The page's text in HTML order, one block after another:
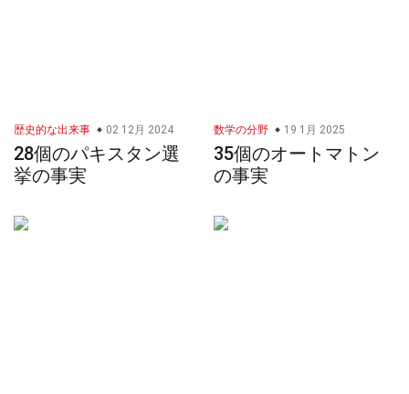
歴史的な出来事 02 12月 2024
28個のパキスタン選
挙の事実
数学の分野 19 1月 2025
35個のオートマトン
の事実